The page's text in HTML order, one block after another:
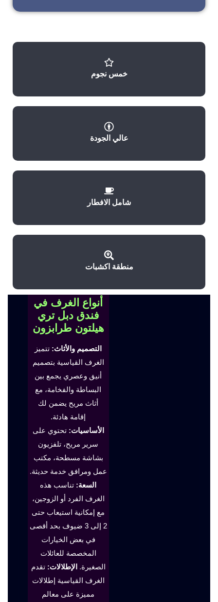
خمس نجوم
عالي الجودة
شامل الافطار
منطقة اكشبات
أنواع الغرف في
فندق دبل تري
هيلتون طرابزون
التصميم والأثاث: تتميز
الغرف القياسية بتصميم
أنيق وعصري يجمع بين
البساطة والفخامة، مع
أثاث مريح يضمن لك
إقامة هادئة.
الأساسيات: تحتوي على
سرير مريح، تلفزيون
بشاشة مسطحة، مكتب
عمل ومرافق خدمة حديثة.
السعة: تناسب هذه
الغرف الفرد أو الزوجين،
مع إمكانية استيعاب حتى
2 إلى 3 ضيوف بحد أقصى
في بعض الخيارات
المخصصة للعائلات
الصغيرة. الإطلالات: تقدم
الغرف القياسية إطلالات
مميزة على معالم